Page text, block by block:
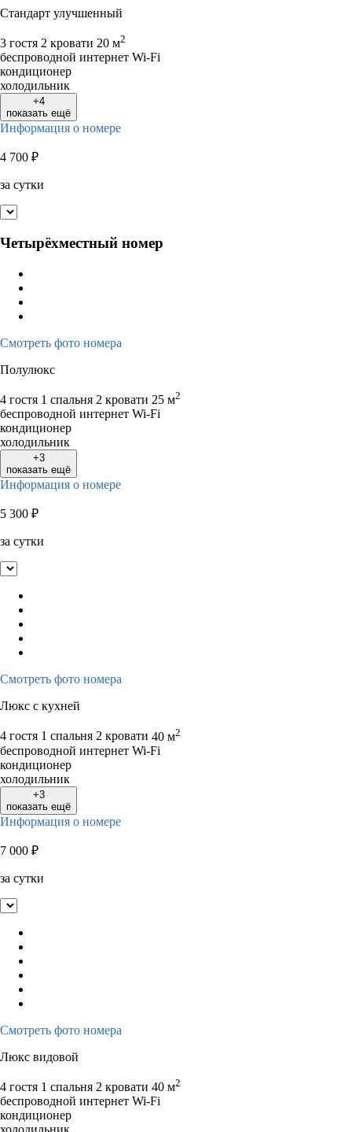
Стандарт улучшенный
3 гостя 2 кровати 20 м2
беспроводной интернет Wi-Fi
кондиционер
холодильник
+4
показать ещё
Информация о номере
4 700 ₽
за сутки
Четырёхместный номер
Смотреть фото номера
Полулюкс
4 гостя 1 спальня 2 кровати 25 м2
беспроводной интернет Wi-Fi
кондиционер
холодильник
+3
показать ещё
Информация о номере
5 300 ₽
за сутки
Смотреть фото номера
Люкс с кухней
4 гостя 1 спальня 2 кровати 40 м2
беспроводной интернет Wi-Fi
кондиционер
холодильник
+3
показать ещё
Информация о номере
7 000 ₽
за сутки
Смотреть фото номера
Люкс видовой
4 гостя 1 спальня 2 кровати 40 м2
беспроводной интернет Wi-Fi
кондиционер
холодильник